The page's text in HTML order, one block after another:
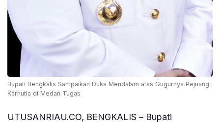
Bupati Bengkalis Sampaikan Duka Mendalam atas Gugurnya Pejuang
Karhutla di Medan Tugas
UTUSANRIAU.CO, BENGKALIS – Bupati